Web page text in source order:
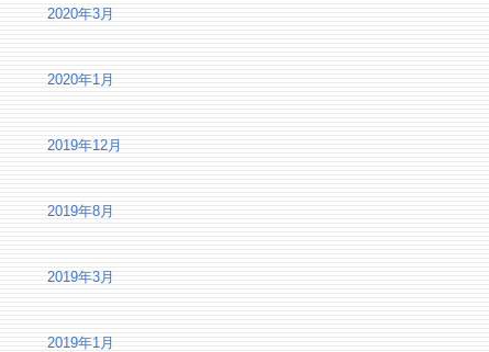
2020年3月
2020年1月
2019年12月
2019年8月
2019年3月
2019年1月